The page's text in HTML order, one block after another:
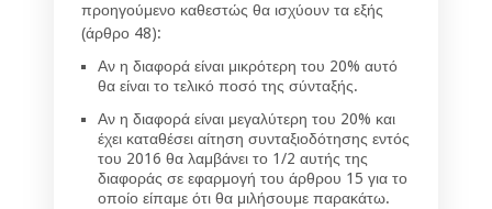
προηγούμενο καθεστώς θα ισχύουν τα εξής
(άρθρο 48):
Αν η διαφορά είναι μικρότερη του 20% αυτό
θα είναι το τελικό ποσό της σύνταξής.
Αν η διαφορά είναι μεγαλύτερη του 20% και
έχει καταθέσει αίτηση συνταξιοδότησης εντός
του 2016 θα λαμβάνει το 1/2 αυτής της
διαφοράς σε εφαρμογή του άρθρου 15 για το
οποίο είπαμε ότι θα μιλήσουμε παρακάτω.